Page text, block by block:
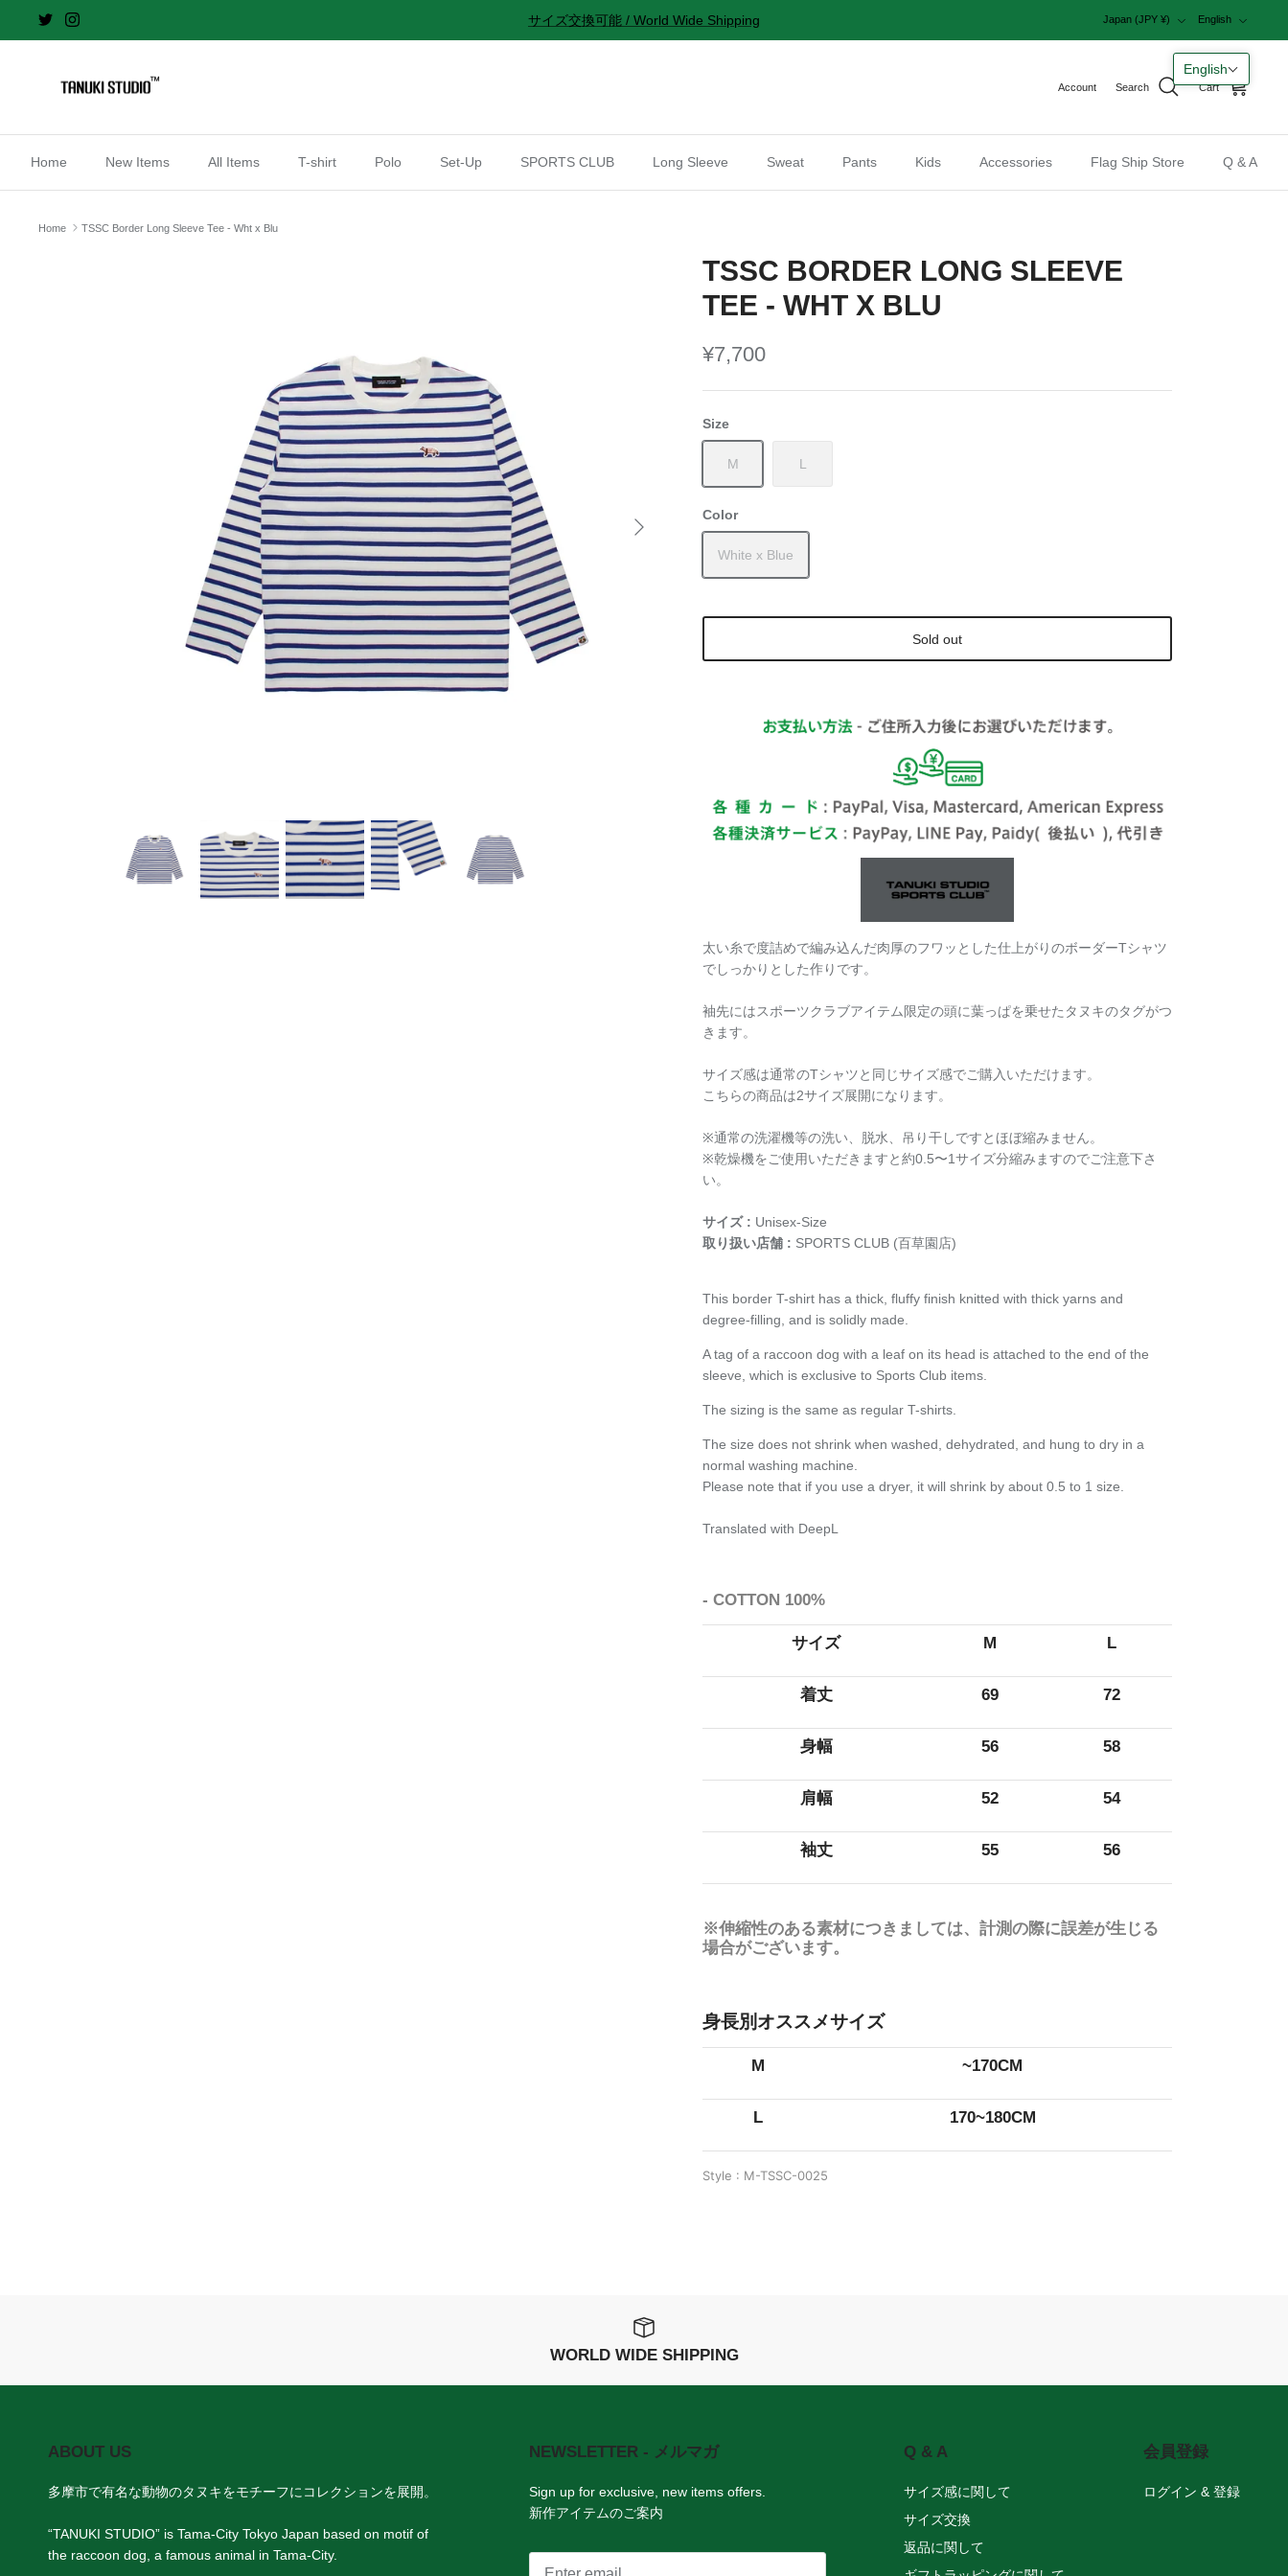
サイズ交換可能 / World Wide Shipping Japan (JPY ¥) English
Account Search Cart
Home New Items All Items T-shirt Polo Set-Up SPORTS CLUB Long Sleeve Sweat Pants Kids Accessories Flag Ship Store Q & A
Home TSSC Border Long Sleeve Tee - Wht x Blu
TSSC BORDER LONG SLEEVE
TEE - WHT X BLU
¥7,700
Size
M L
Color
White x Blue
Sold out
太い糸で度詰めで編み込んだ肉厚のフワッとした仕上がりのボーダーTシャツ
でしっかりとした作りです。
袖先にはスポーツクラブアイテム限定の頭に葉っぱを乗せたタヌキのタグがつ
きます。
サイズ感は通常のTシャツと同じサイズ感でご購入いただけます。
こちらの商品は2サイズ展開になります。
※通常の洗濯機等の洗い、脱水、吊り干しですとほぼ縮みません。
※乾燥機をご使用いただきますと約0.5〜1サイズ分縮みますのでご注意下さ
い。
サイズ : Unisex-Size
取り扱い店舗 : SPORTS CLUB (百草園店)
This border T-shirt has a thick, fluffy finish knitted with thick yarns and
degree-filling, and is solidly made.
A tag of a raccoon dog with a leaf on its head is attached to the end of the
sleeve, which is exclusive to Sports Club items.
The sizing is the same as regular T-shirts.
The size does not shrink when washed, dehydrated, and hung to dry in a
normal washing machine.
Please note that if you use a dryer, it will shrink by about 0.5 to 1 size.
Translated with DeepL
- COTTON 100%
サイズ M L
着丈 69 72
身幅 56 58
肩幅 52 54
袖丈 55 56
※伸縮性のある素材につきましては、計測の際に誤差が生じる
場合がございます。
身長別オススメサイズ
M ~170CM
L 170~180CM
Style : M-TSSC-0025
WORLD WIDE SHIPPING
ABOUT US
多摩市で有名な動物のタヌキをモチーフにコレクションを展開。
“TANUKI STUDIO” is Tama-City Tokyo Japan based on motif of
the raccoon dog, a famous animal in Tama-City.
NEWSLETTER - メルマガ
Sign up for exclusive, new items offers.
新作アイテムのご案内
Q & A
サイズ感に関して
サイズ交換
返品に関して
会員登録
ログイン & 登録
English